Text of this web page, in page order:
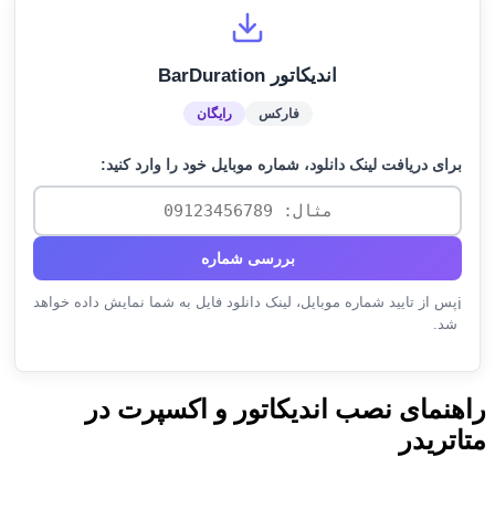
اندیکاتور BarDuration
فارکس رایگان
برای دریافت لینک دانلود، شماره موبایل خود را وارد کنید:
بررسی شماره
ℹ️پس از تایید شماره موبایل، لینک دانلود فایل به شما نمایش داده خواهد
شد.
راهنمای نصب اندیکاتور و اکسپرت در
متاتریدر